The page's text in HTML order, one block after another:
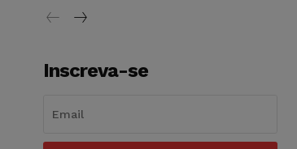
Inscreva-se